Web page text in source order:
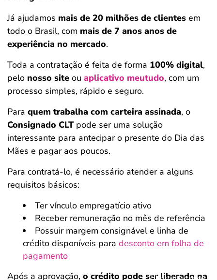
Já ajudamos mais de 20 milhões de clientes em
todo o Brasil, com mais de 7 anos anos de
experiência no mercado.
Toda a contratação é feita de forma 100% digital,
pelo nosso site ou aplicativo meutudo, com um
processo simples, rápido e seguro.
Para quem trabalha com carteira assinada, o
Consignado CLTpode ser uma solução
interessante para antecipar o presente do Dia das
Mães e pagar aos poucos.
Para contratá-lo, é necessário atender a alguns
requisitos básicos:
Ter vínculo empregatício ativo
Receber remuneração no mês de referência
Possuir margem consignável e linha de
crédito disponíveis para desconto em folha de
pagamento
Após a aprovação, o crédito pode ser liberado na